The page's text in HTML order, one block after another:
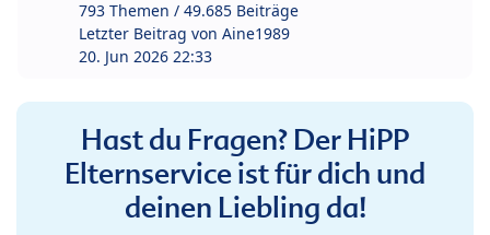
793 Themen / 49.685 Beiträge
Letzter Beitrag von Aine1989
20. Jun 2026 22:33
Hast du Fragen? Der HiPP
Elternservice ist für dich und
deinen Liebling da!